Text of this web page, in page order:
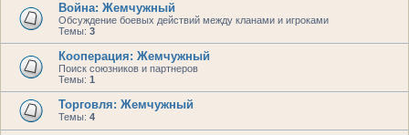
Война: Жемчужный
Обсуждение боевых действий между кланами и игроками
Темы: 3
Кооперация: Жемчужный
Поиск союзников и партнеров
Темы: 1
Торговля: Жемчужный
Темы: 4